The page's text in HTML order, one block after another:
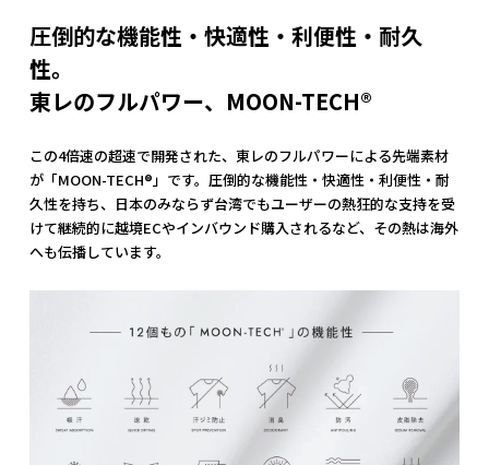
圧倒的な機能性・快適性・利便性・耐久
性。
東レのフルパワー、MOON-TECH®︎
この4倍速の超速で開発された、東レのフルパワーによる先端素材
が「MOON-TECH®︎」です。圧倒的な機能性・快適性・利便性・耐
久性を持ち、日本のみならず台湾でもユーザーの熱狂的な支持を受
けて継続的に越境ECやインバウンド購入されるなど、その熱は海外
へも伝播しています。